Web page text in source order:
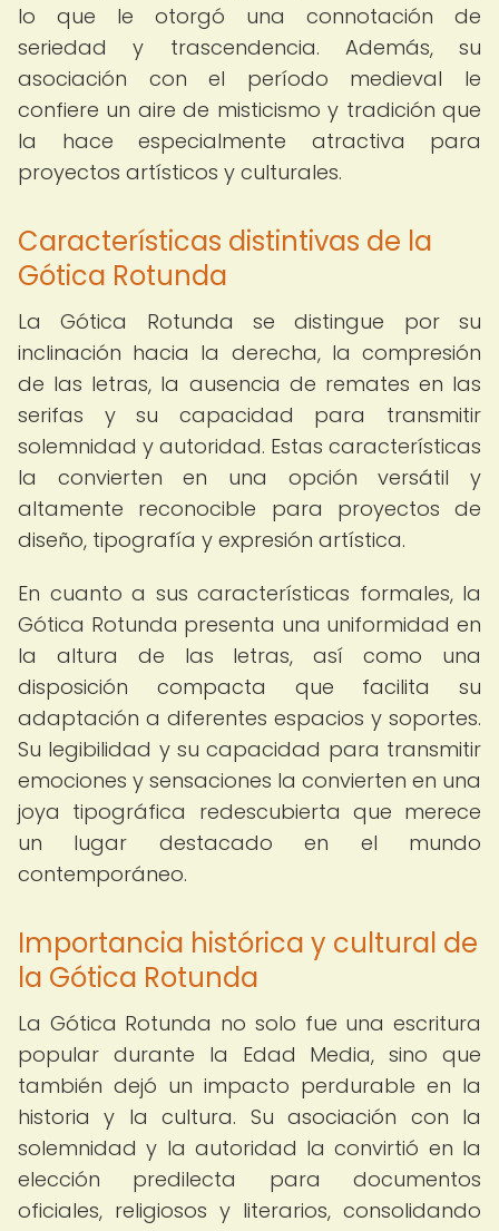
lo que le otorgó una connotación de
seriedad y trascendencia. Además, su
asociación con el período medieval le
confiere un aire de misticismo y tradición que
la hace especialmente atractiva para
proyectos artísticos y culturales.
Características distintivas de la
Gótica Rotunda
La Gótica Rotunda se distingue por su
inclinación hacia la derecha, la compresión
de las letras, la ausencia de remates en las
serifas y su capacidad para transmitir
solemnidad y autoridad. Estas características
la convierten en una opción versátil y
altamente reconocible para proyectos de
diseño, tipografía y expresión artística.
En cuanto a sus características formales, la
Gótica Rotunda presenta una uniformidad en
la altura de las letras, así como una
disposición compacta que facilita su
adaptación a diferentes espacios y soportes.
Su legibilidad y su capacidad para transmitir
emociones y sensaciones la convierten en una
joya tipográfica redescubierta que merece
un lugar destacado en el mundo
contemporáneo.
Importancia histórica y cultural de
la Gótica Rotunda
La Gótica Rotunda no solo fue una escritura
popular durante la Edad Media, sino que
también dejó un impacto perdurable en la
historia y la cultura. Su asociación con la
solemnidad y la autoridad la convirtió en la
elección predilecta para documentos
oficiales, religiosos y literarios, consolidando